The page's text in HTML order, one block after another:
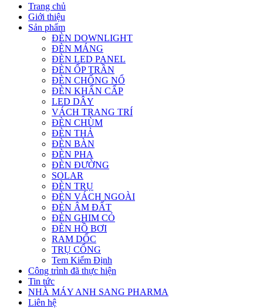
Trang chủ
Giới thiệu
Sản phẩm
ĐÈN DOWNLIGHT
ĐÈN MÁNG
ĐÈN LED PANEL
ĐÈN ỐP TRẦN
ĐÈN CHỐNG NỔ
ĐÈN KHẨN CẤP
LED DÂY
VÁCH TRANG TRÍ
ĐÈN CHÙM
ĐÈN THẢ
ĐÈN BÀN
ĐÈN PHA
ĐÈN ĐƯỜNG
SOLAR
ĐÈN TRỤ
ĐÈN VÁCH NGOÀI
ĐÈN ÂM ĐẤT
ĐÈN GHIM CỎ
ĐÈN HỒ BƠI
RAM DỐC
TRỤ CỔNG
Tem Kiểm Định
Công trình đã thực hiện
Tin tức
NHÀ MÁY ANH SANG PHARMA
Liên hệ